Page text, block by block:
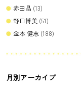
赤田晶 (13)
野口博美 (51)
金本 健志 (188)
月別アーカイブ